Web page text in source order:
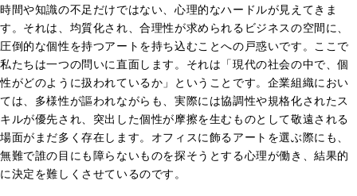
時間や知識の不足だけではない、心理的なハードルが見えてきま
す。それは、均質化され、合理性が求められるビジネスの空間に、
圧倒的な個性を持つアートを持ち込むことへの戸惑いです。ここで
私たちは一つの問いに直面します。それは「現代の社会の中で、個
性がどのように扱われているか」ということです。企業組織におい
ては、多様性が謳われながらも、実際には協調性や規格化されたス
キルが優先され、突出した個性が摩擦を生むものとして敬遠される
場面がまだ多く存在します。オフィスに飾るアートを選ぶ際にも、
無難で誰の目にも障らないものを探そうとする心理が働き、結果的
に決定を難しくさせているのです。